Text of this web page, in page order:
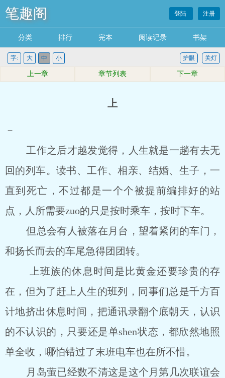
笔趣阁 登陆 注册
分类 排行 完本 阅读记录 书架
字: 大 中 小 关灯
护眼
上一章 章节列表 下一章
上
－
工作之后才越发觉得，人生就是一趟有去无
回的列车。读书、工作、相亲、结婚、生子，一
直到死亡，不过都是一个个被提前编排好的站
点，人所需要zuo的只是按时乘车，按时下车。
但总会有人被落在月台，望着紧闭的车门，
和扬长而去的车尾急得团团转。
上班族的休息时间是比黄金还要珍贵的存
在，但为了赶上人生的班列，同事们总是千方百
计地挤出休息时间，把通讯录翻个底朝天，认识
的不认识的，只要还是单shen状态，都欣然地照
单全收，哪怕错过了末班电车也在所不惜。
月岛萤已经数不清这是这个月第几次联谊会